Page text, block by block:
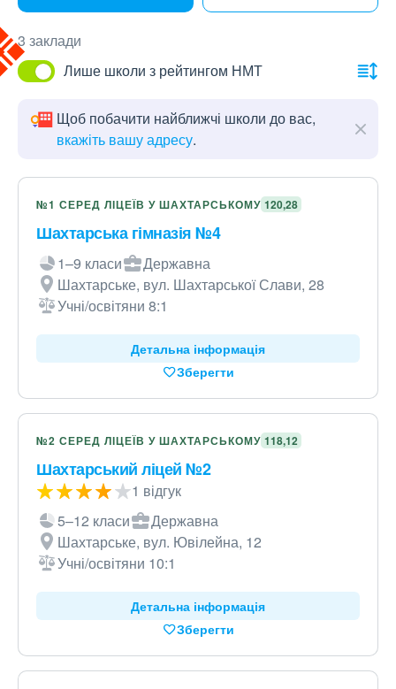
3 заклади
Лише школи з рейтингом НМТ
Щоб побачити найближчі школи до вас,
вкажіть вашу адресу.
№1 СЕРЕД ЛІЦЕЇВ У ШАХТАРСЬКОМУ 120,28
Шахтарська гімназія №4
1–9 класи
Державна
Шахтарське, вул. Шахтарської Слави, 28
Учні/освітяни 8:1
Детальна інформація
Зберегти
№2 СЕРЕД ЛІЦЕЇВ У ШАХТАРСЬКОМУ 118,12
Шахтарський ліцей №2
1 відгук
5–12 класи
Державна
Шахтарське, вул. Ювілейна, 12
Учні/освітяни 10:1
Детальна інформація
Зберегти